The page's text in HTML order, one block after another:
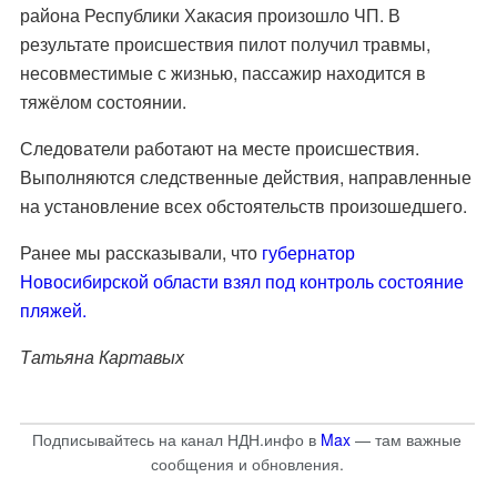
района Республики Хакасия произошло ЧП. В
результате происшествия пилот получил травмы,
несовместимые с жизнью, пассажир находится в
тяжёлом состоянии.
Следователи работают на месте происшествия.
Выполняются следственные действия, направленные
на установление всех обстоятельств произошедшего.
Ранее мы рассказывали, что губернатор
Новосибирской области взял под контроль состояние
пляжей.
Татьяна Картавых
Подписывайтесь на канал НДН.инфо в Max — там важные
сообщения и обновления.